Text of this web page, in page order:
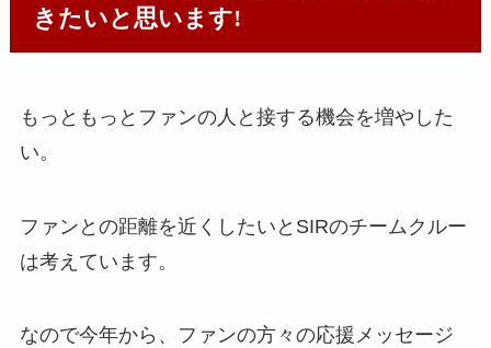
きたいと思います!
もっともっとファンの人と接する機会を増やした
い。
ファンとの距離を近くしたいとSIRのチームクルー
は考えています。
なので今年から、ファンの方々の応援メッセージ